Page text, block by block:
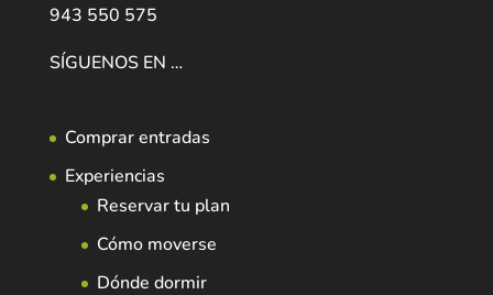
943 550 575
SÍGUENOS EN …
Comprar entradas
Experiencias
Reservar tu plan
Cómo moverse
Dónde dormir